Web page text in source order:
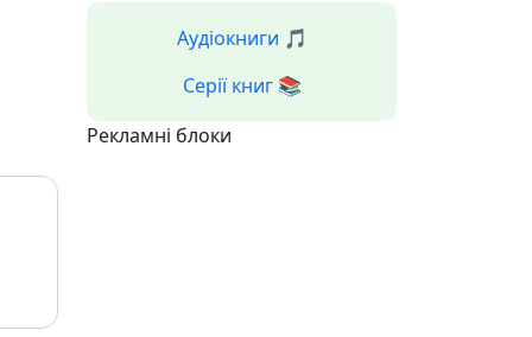
Аудіокниги 🎵
Серії книг 📚
Рекламні блоки